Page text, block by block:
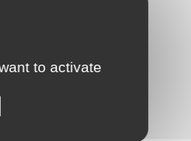
to activate